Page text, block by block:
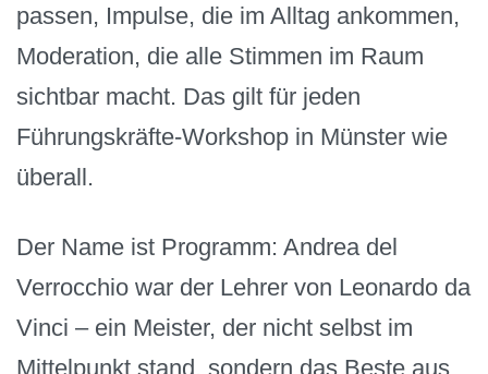
passen, Impulse, die im Alltag ankommen,
Moderation, die alle Stimmen im Raum
sichtbar macht. Das gilt für jeden
Führungskräfte-Workshop in Münster wie
überall.
Der Name ist Programm: Andrea del
Verrocchio war der Lehrer von Leonardo da
Vinci – ein Meister, der nicht selbst im
Mittelpunkt stand, sondern das Beste aus